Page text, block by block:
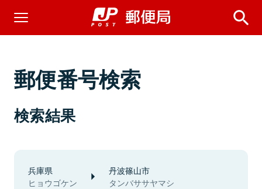
郵便番号検索
検索結果
兵庫県
ヒョウゴケン
丹波篠山市
タンバササヤマシ